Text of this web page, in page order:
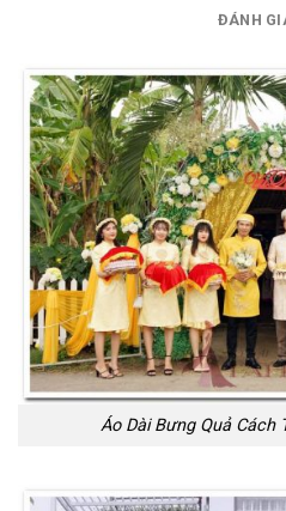
ĐÁNH
Áo Dài Bưng Quả Cách